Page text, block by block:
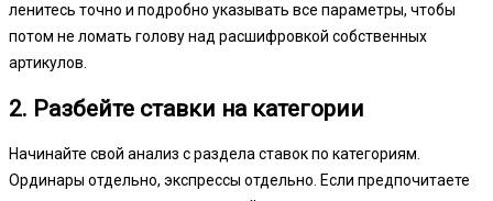
ленитесь точно и подробно указывать все параметры, чтобы
потом не ломать голову над расшифровкой собственных
артикулов.
2. Разбейте ставки на категории
Начинайте свой анализ с раздела ставок по категориям.
Ординары отдельно, экспрессы отдельно. Если предпочитаете